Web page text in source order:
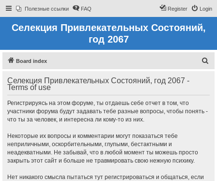
Полезные ссылки FAQ Login
Register
Селекция Привлекательных Состояний,
год 2067
Board index
r
Селекция Привлекательных Состояний, год 2067 -
Terms of use
Регистрируясь на этом форуме, ты отдаешь себе отчет в том, что
участники форума будут задавать тебе разные вопросы, чтобы понять -
что ты за человек, и интересна ли кому-то из них.
Некоторые их вопросы и комментарии могут показаться тебе
неприличными, оскорбительными, глупыми, бестактными и
неадекватными. Не забывай, что в любой момент ты можешь просто
закрыть этот сайт и больше не травмировать свою нежную психику.
Нет никакого смысла пытаться тут регистрироваться и общаться, если